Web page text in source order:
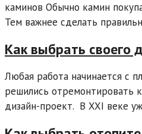
каминов Обычно камин
Тем важнее сделать
Как выбрать своего
Любая работа начинается с
решились отремонтировать
дизайн-проект. В XXI веке